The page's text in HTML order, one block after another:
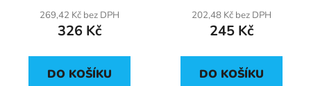
269,42 Kč bez DPH
326 Kč
DO KOŠÍKU
202,48 Kč bez DPH
245 Kč
DO KOŠÍKU